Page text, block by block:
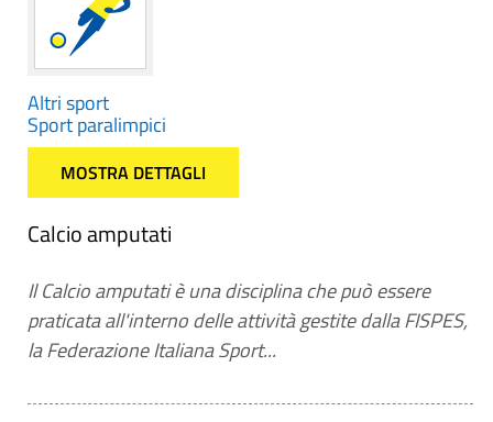
Altri sport
Sport paralimpici
MOSTRA DETTAGLI
Calcio amputati
Il Calcio amputati è una disciplina che può essere
praticata all'interno delle attività gestite dalla FISPES,
la Federazione Italiana Sport...